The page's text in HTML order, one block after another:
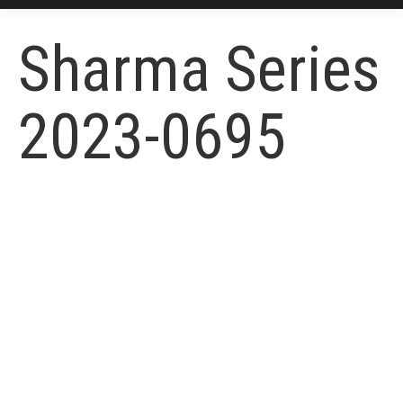
Sharma Series
2023-0695